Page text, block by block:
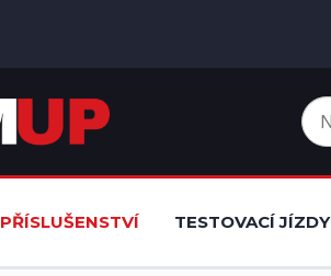
PŘÍSLUŠENSTVÍ TESTOVACÍ JÍZDY